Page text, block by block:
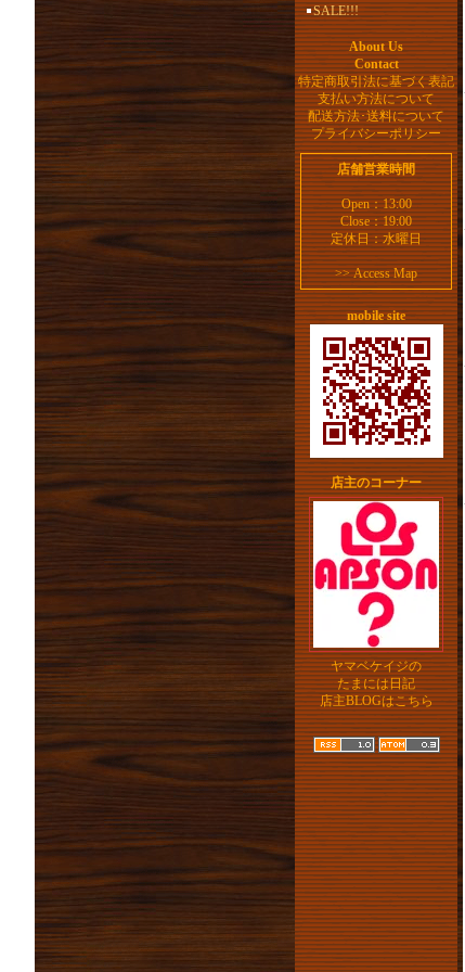
SALE!!!
About Us
Contact
特定商取引法に基づく表記
支払い方法について
配送方法･送料について
プライバシーポリシー
店舗営業時間
Open：13:00
Close：19:00
定休日：水曜日
>>Access Map
mobile site
店主のコーナー
ヤマベケイジの
たまには日記
店主BLOGはこちら